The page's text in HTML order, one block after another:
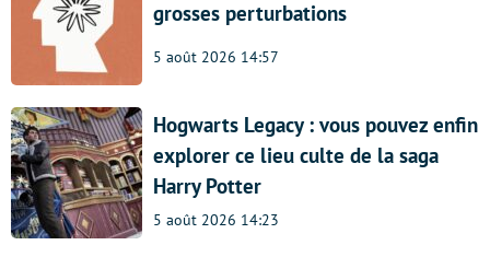
grosses perturbations
5 août 2026 14:57
Hogwarts Legacy : vous pouvez enfin
explorer ce lieu culte de la saga
Harry Potter
5 août 2026 14:23